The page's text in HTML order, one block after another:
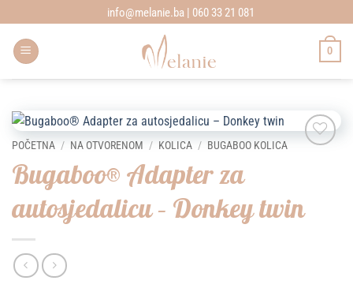
to
content
info@melanie.ba | 060 33 21 081
0
POČETNA / NA OTVORENOM / KOLICA / BUGABOO KOLICA
Bugaboo® Adapter za
autosjedalicu – Donkey twin